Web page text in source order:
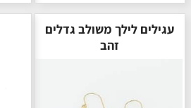
עגילים לילך משולב גדלים
זהב